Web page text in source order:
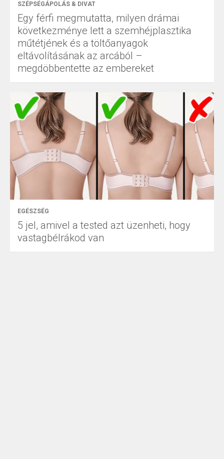
SZÉPSÉGÁPOLÁS & DIVAT
Egy férfi megmutatta, milyen drámai
következménye lett a szemhéjplasztika
műtétjének és a töltőanyagok
eltávolításának az arcából –
megdöbbentette az embereket
EGÉSZSÉG
5 jel, amivel a tested azt üzenheti, hogy
vastagbélrákod van